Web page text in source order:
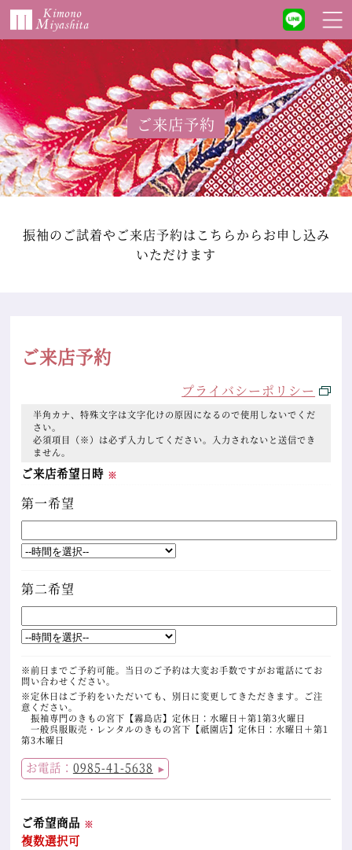
ご来店予約
振袖のご試着やご来店予約はこちらからお申し込み
いただけます
ご来店予約
プライバシーポリシー
半角カナ、特殊文字は文字化けの原因になるので使用しないでくだ
さい。
必須項目（※）は必ず入力してください。入力されないと送信でき
ません。
ご来店希望日時 ※
第一希望
第二希望
※前日までご予約可能。当日のご予約は大変お手数ですがお電話にてお
問い合わせください。
※定休日はご予約をいただいても、別日に変更してきただきます。ご注
意ください。
振袖専門のきもの宮下【霧島店】定休日：水曜日＋第1第3火曜日
一般呉服販売・レンタルのきもの宮下【祇園店】定休日：水曜日＋第1
第3木曜日
お電話： 0985-41-5638 ▲
ご希望商品 ※
複数選択可